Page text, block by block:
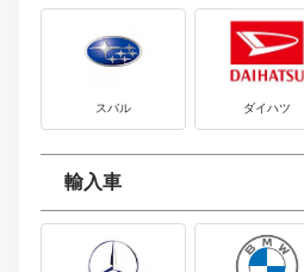
スバル ダイハツ
輸入車